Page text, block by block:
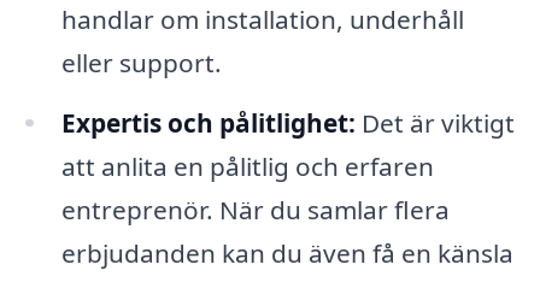
handlar om installation, underhåll
eller support.
Expertis och pålitlighet: Det är viktigt
att anlita en pålitlig och erfaren
entreprenör. När du samlar flera
erbjudanden kan du även få en känsla